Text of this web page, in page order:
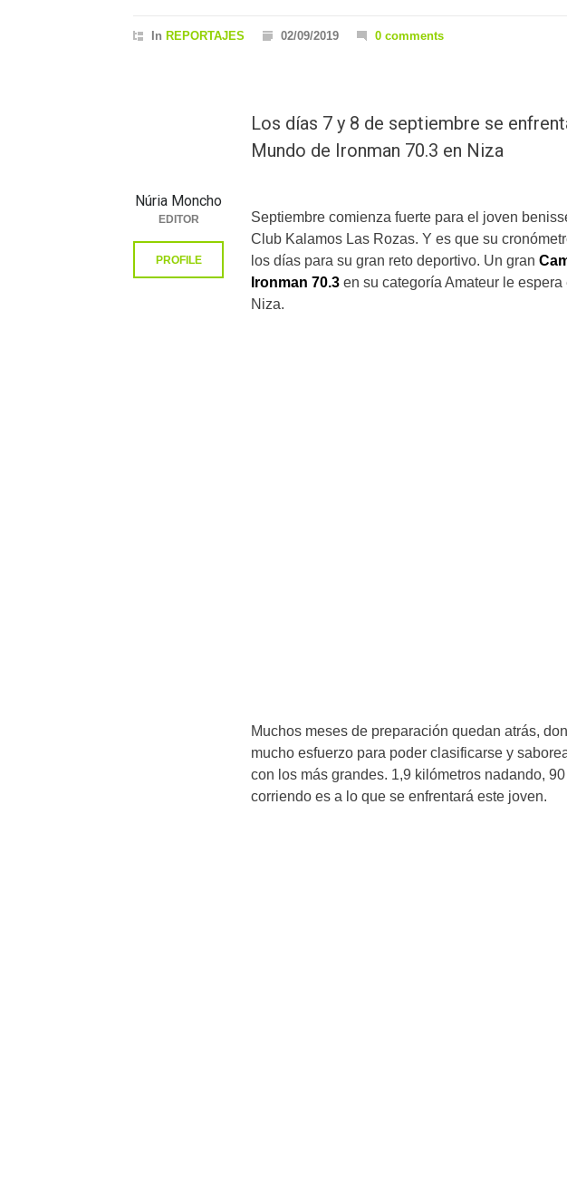
In REPORTAJES 02/09/2019 0 comments
Los días 7 y 8 de septiembre se
Mundo de Ironman 70.3 en Niza
Septiembre comienza fuerte para el joven
Club Kalamos Las Rozas. Y es que su
los días para su gran reto deportivo. Un gran
Ironman 70.3 en su categoría Amateur le
Niza.
Muchos meses de preparación quedan atrás,
mucho esfuerzo para poder clasificarse y
con los más grandes. 1,9 kilómetros nadando,
corriendo es a lo que se enfrentará este joven.
Núria Moncho
EDITOR
PROFILE